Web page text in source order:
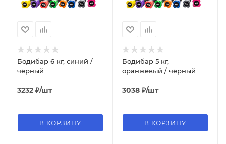
Бодибар 6 кг, синий /
чёрный
3232 ₽/шт
В КОРЗИНУ
Бодибар 5 кг,
оранжевый / чёрный
3038 ₽/шт
В КОРЗИНУ